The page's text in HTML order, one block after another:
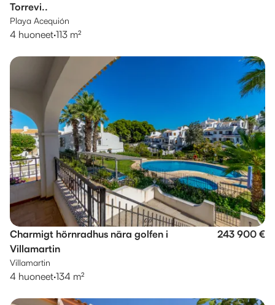
Torrevi..
Playa Acequión
4 huoneet·113 m²
Charmigt hörnradhus nära golfen i
Villamartin
243 900 €
Villamartin
4 huoneet·134 m²